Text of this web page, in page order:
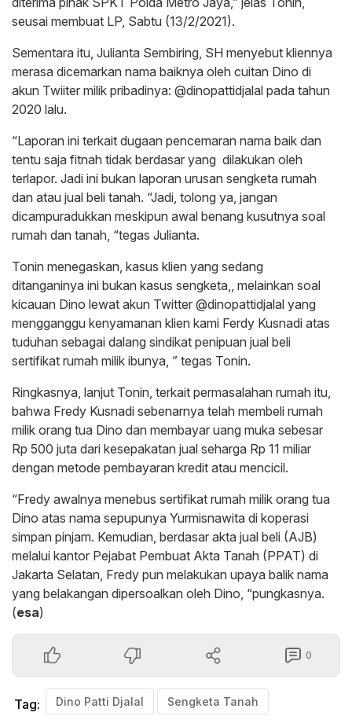
seusai membuat LP, Sabtu (13/2/2021).
Sementara itu, Julianta Sembiring, SH menyebut kliennya
merasa dicemarkan nama baiknya oleh cuitan Dino di
akun Twiiter milik pribadinya: @dinopattidjalal pada tahun
2020 lalu.
“Laporan ini terkait dugaan pencemaran nama baik dan
tentu saja fitnah tidak berdasar yang dilakukan oleh
terlapor. Jadi ini bukan laporan urusan sengketa rumah
dan atau jual beli tanah. “Jadi, tolong ya, jangan
dicampuradukkan meskipun awal benang kusutnya soal
rumah dan tanah, “tegas Julianta.
Tonin menegaskan, kasus klien yang sedang
ditanganinya ini bukan kasus sengketa,, melainkan soal
kicauan Dino lewat akun Twitter @dinopattidjalal yang
mengganggu kenyamanan klien kami Ferdy Kusnadi atas
tuduhan sebagai dalang sindikat penipuan jual beli
sertifikat rumah milik ibunya, ” tegas Tonin.
Ringkasnya, lanjut Tonin, terkait permasalahan rumah itu,
bahwa Fredy Kusnadi sebenarnya telah membeli rumah
milik orang tua Dino dan membayar uang muka sebesar
Rp 500 juta dari kesepakatan jual seharga Rp 11 miliar
dengan metode pembayaran kredit atau mencicil.
“Fredy awalnya menebus sertifikat rumah milik orang tua
Dino atas nama sepupunya Yurmisnawita di koperasi
simpan pinjam. Kemudian, berdasar akta jual beli (AJB)
melalui kantor Pejabat Pembuat Akta Tanah (PPAT) di
Jakarta Selatan, Fredy pun melakukan upaya balik nama
yang belakangan dipersoalkan oleh Dino, “pungkasnya.
(esa)
0
Tag: Dino Patti Djalal Sengketa Tanah